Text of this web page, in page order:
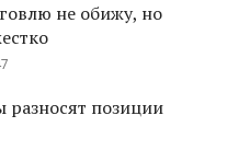
не обижу, но
позиции